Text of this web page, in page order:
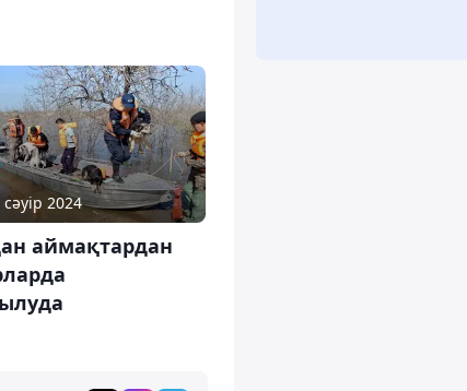
2024
аймақтардан